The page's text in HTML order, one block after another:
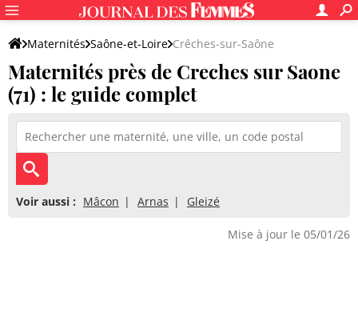
Maternités Saône-et-Loire Crêches-sur-Saône
Maternités près de Creches sur Saone
(71) : le guide complet
Voir aussi : Mâcon Arnas Gleizé
Mise à jour le 05/01/26